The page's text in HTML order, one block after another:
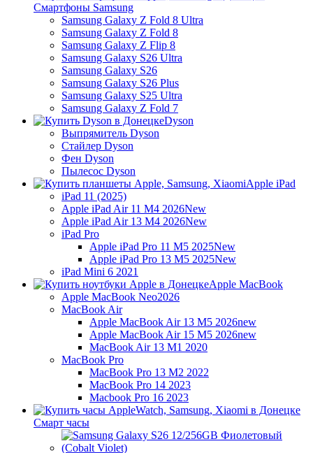
Смартфоны Samsung
Samsung Galaxy Z Fold 8 Ultra
Samsung Galaxy Z Fold 8
Samsung Galaxy Z Flip 8
Samsung Galaxy S26 Ultra
Samsung Galaxy S26
Samsung Galaxy S26 Plus
Samsung Galaxy S25 Ultra
Samsung Galaxy Z Fold 7
Dyson
Выпрямитель Dyson
Стайлер Dyson
Фен Dyson
Пылесос Dyson
Apple iPad
iPad 11 (2025)
Apple iPad Air 11 M4 2026New
Apple iPad Air 13 M4 2026New
iPad Pro
Apple iPad Pro 11 M5 2025New
Apple iPad Pro 13 M5 2025New
iPad Mini 6 2021
Apple MacBook
Apple MacBook Neo2026
MacBook Air
Apple MacBook Air 13 M5 2026new
Apple MacBook Air 15 M5 2026new
MacBook Air 13 M1 2020
MacBook Pro
MacBook Pro 13 M2 2022
MacBook Pro 14 2023
Macbook Pro 16 2023
Смарт часы